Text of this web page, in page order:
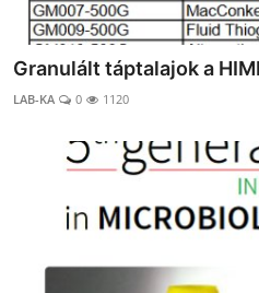
Granulált táptalajok a
LAB-KA 0 1120